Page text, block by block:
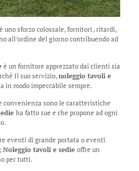
uno sforzo colossale, fornitori , ritardi,
all’ordine del giorno contribuendo ad
è un fornitore apprezzato dai clienti sia
Il suo servizio,noleggio tavoli e
in modo impeccabile sempre.
sono le caratteristiche
ha fatto sue e che propone ad ogni
eventi di grande portata o eventi
Noleggio tavoli e sedie offre un
per tutti.